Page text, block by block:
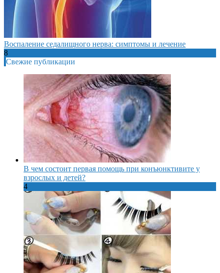
Воспаление седалищного нерва: симптомы и лечение
8
Свежие публикации
В чем состоит первая помощь при конъюнктивите у
взрослых и детей?
4